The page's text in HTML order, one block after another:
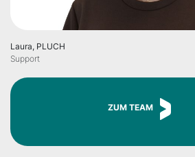
Laura, PLUCH
Support
ZUM TEAM